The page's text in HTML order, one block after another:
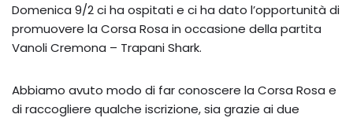
Domenica 9/2 ci ha ospitati e ci ha dato l’opportunità di
promuovere la Corsa Rosa in occasione della partita
Vanoli Cremona – Trapani Shark.
Abbiamo avuto modo di far conoscere la Corsa Rosa e
di raccogliere qualche iscrizione, sia grazie ai due